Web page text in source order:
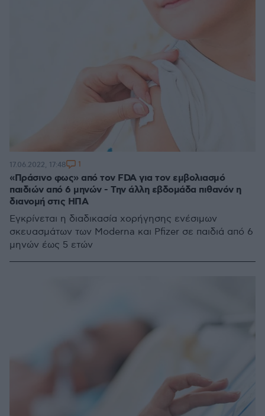
«Πράσινο φως» από τον FDA για τον εμβολιασμό
παιδιών από 6 μηνών - Την άλλη εβδομάδα πιθανόν η
διανομή στις ΗΠΑ
Εγκρίνεται η διαδικασία χορήγησης ενέσιμων
σκευασμάτων των Moderna και Pfizer σε παιδιά από 6
μηνών έως 5 ετών
17.06.2022, 17:48 1